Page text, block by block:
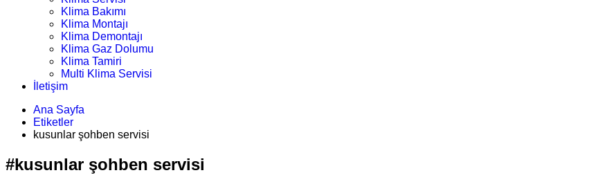
Klima Bakımı
Klima Montajı
Klima Demontajı
Klima Gaz Dolumu
Klima Tamiri
Multi Klima Servisi
İletişim
Ana Sayfa
Etiketler
kusunlar şohben servisi
#kusunlar şohben servisi